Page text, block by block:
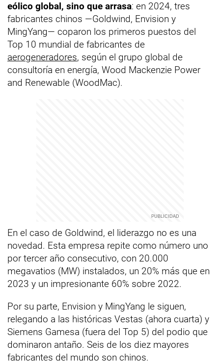
eólico global, sino que arrasa: en 2024, tres
fabricantes chinos —Goldwind, Envision y
MingYang— coparon los primeros puestos del
Top 10 mundial de fabricantes de
aerogeneradores, según el grupo global de
consultoría en energía, Wood Mackenzie Power
and Renewable (WoodMac).
En el caso de Goldwind, el liderazgo no es una
novedad. Esta empresa repite como número uno
por tercer año consecutivo, con 20.000
megavatios (MW) instalados, un 20% más que en
2023 y un impresionante 60% sobre 2022.
Por su parte, Envision y MingYang le siguen,
relegando a las históricas Vestas (ahora cuarta) y
Siemens Gamesa (fuera del Top 5) del podio que
dominaron antaño. Seis de los diez mayores
fabricantes del mundo son chinos.